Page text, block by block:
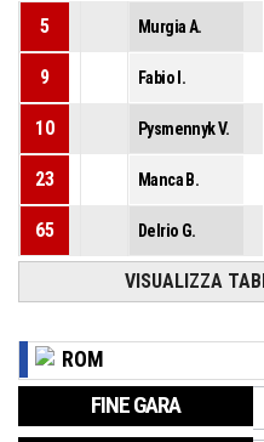
5 Murgia A.
9 Fabio I.
10 Pysmennyk V.
23 Manca B.
65 Delrio G.
VISUALIZZA
ROM
FINE GARA